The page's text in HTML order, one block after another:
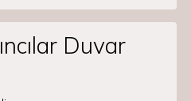
Duvar